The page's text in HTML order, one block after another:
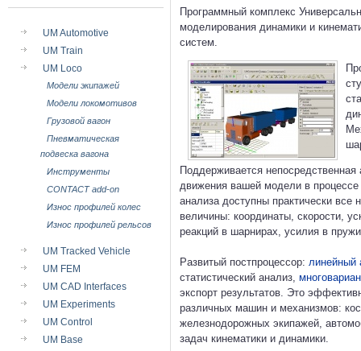
UM Automotive
UM Train
UM Loco
Модели экипажей
Модели локомотивов
Грузовой вагон
Пневматическая
подвеска вагона
Инструменты
CONTACT add-on
Износ профилей колес
Износ профилей рельсов
UM Tracked Vehicle
UM FEM
UM CAD Interfaces
UM Experiments
UM Control
UM Base
Программный комплекс
моделирования динамики и
систем.
Поддерживается непосредственная
движения вашей модели в
анализа доступны практически все
величины: координаты, скорости,
реакций в шарнирах, усилия в
Развитый постпроцессор: линейный
статистический анализ,
экспорт результатов. Это
различных машин и механизмов:
железнодорожных экипажей,
задач кинематики и динамики.